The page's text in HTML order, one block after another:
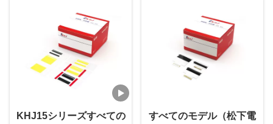
KHJ15シリーズすべての
すべてのモデル（松下電